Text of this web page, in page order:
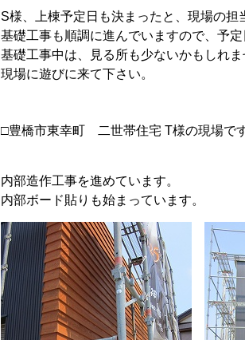
S様、上棟予定日も決まったと、現場の担
基礎工事も順調に進んでいますので、予
基礎工事中は、見る所も少ないかもしれ
現場に遊びに来て下さい。
□豊橋市東幸町 二世帯住宅 T様の現場です
内部造作工事を進めています。
内部ボード貼りも始まっています。